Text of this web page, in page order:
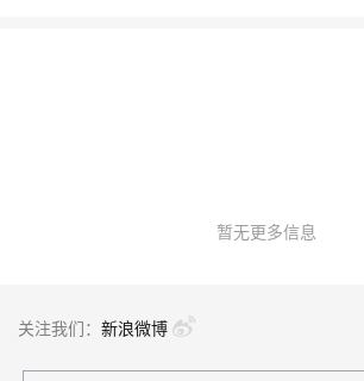
暂无更多信息
关注我们： 新浪微博